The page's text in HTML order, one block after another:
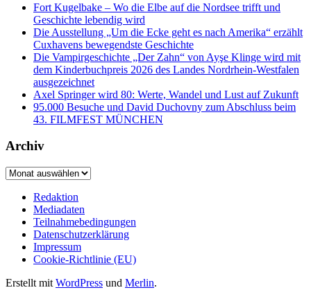
Fort Kugelbake – Wo die Elbe auf die Nordsee trifft und
Geschichte lebendig wird
Die Ausstellung „Um die Ecke geht es nach Amerika“ erzählt
Cuxhavens bewegendste Geschichte
Die Vampirgeschichte „Der Zahn“ von Ayşe Klinge wird mit
dem Kinderbuchpreis 2026 des Landes Nordrhein-Westfalen
ausgezeichnet
Axel Springer wird 80: Werte, Wandel und Lust auf Zukunft
95.000 Besuche und David Duchovny zum Abschluss beim
43. FILMFEST MÜNCHEN
Archiv
Archiv
Redaktion
Mediadaten
Teilnahmebedingungen
Datenschutzerklärung
Impressum
Cookie-Richtlinie (EU)
Erstellt mit WordPress und Merlin.